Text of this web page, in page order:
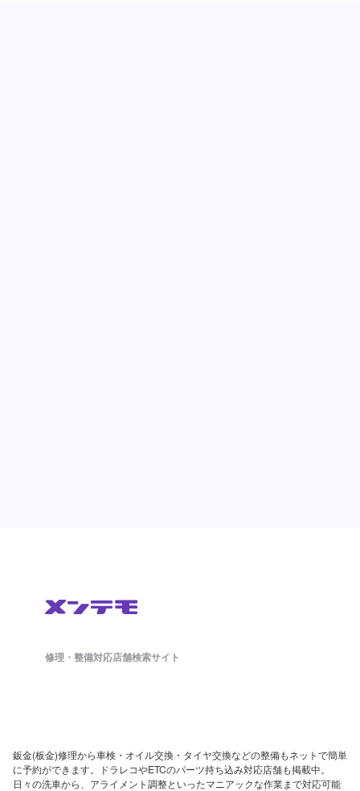
修理・整備対応店舗検索サイト
鈑金(板金)修理から車検・オイル交換・タイヤ交換などの整備もネットで簡単
に予約ができます。ドラレコやETCのパーツ持ち込み対応店舗も掲載中。
日々の洗車から、アライメント調整といったマニアックな作業まで対応可能